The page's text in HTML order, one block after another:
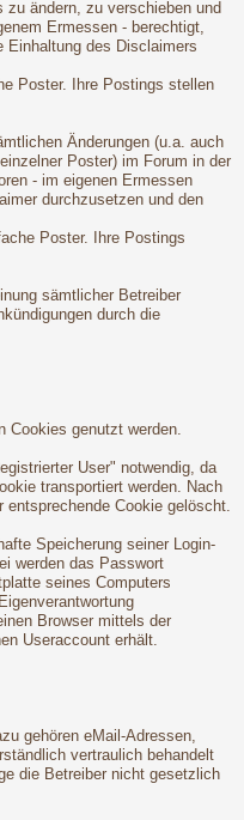
zu ändern, zu verschieben und
Ermessen - berechtigt,
Einhaltung des Disclaimers
Poster. Ihre Postings stellen
Änderungen (u.a. auch
Poster) im Forum in der
- im eigenen Ermessen
durchzusetzen und den
Poster. Ihre Postings
sämtlicher Betreiber
durch die
Cookies genutzt werden.
User" notwendig, da
transportiert werden. Nach
Cookie gelöscht.
Speicherung seiner Login-
werden das Passwort
seines Computers
Browser mittels der
Useraccount erhält.
gehören eMail-Adressen,
vertraulich behandelt
die Betreiber nicht gesetzlich